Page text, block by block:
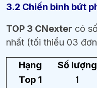
3.2 Chiến binh bứt
TOP 3 CNexter có
nhất (tối thiểu 03
Hạng Số lượng
Top 1
1